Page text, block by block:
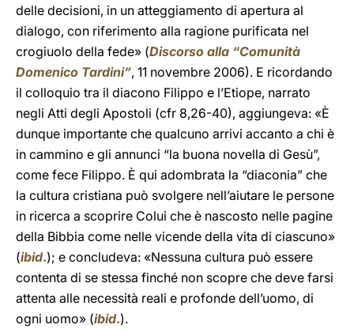
delle decisioni, in un atteggiamento di apertura al
dialogo, con riferimento alla ragione purificata nel
crogiuolo della fede» (Discorso alla “Comunità
Domenico Tardini”, 11 novembre 2006). E ricordando
il colloquio tra il diacono Filippo e l’Etiope, narrato
negli Atti degli Apostoli (cfr 8,26-40), aggiungeva: «È
dunque importante che qualcuno arrivi accanto a chi è
in cammino e gli annunci “la buona novella di Gesù”,
come fece Filippo. È qui adombrata la “diaconia” che
la cultura cristiana può svolgere nell’aiutare le persone
in ricerca a scoprire Colui che è nascosto nelle pagine
della Bibbia come nelle vicende della vita di ciascuno»
(ibid.); e concludeva: «Nessuna cultura può essere
contenta di se stessa finché non scopre che deve farsi
attenta alle necessità reali e profonde dell’uomo, di
ogni uomo» (ibid.).